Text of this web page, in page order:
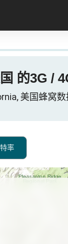
的3G /
美国蜂窝
率